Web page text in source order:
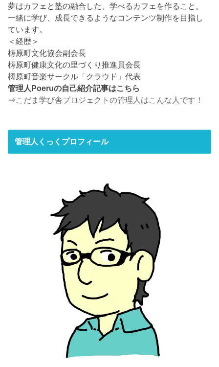
夢はカフェと塾の融合した、学べるカフェを作ること。
一緒に学び、成長できるようなコンテンツ制作を目指し
ています。
＜経歴＞
梼原町文化協会副会長
梼原町健康文化の里づくり推進員会長
梼原町音楽サークル「クラウド」代表
管理人Poeruの自己紹介記事はこちら
⇒ こだま学び舎プロジェクトの管理人はこんな人です！
管理人くっくプロフィール